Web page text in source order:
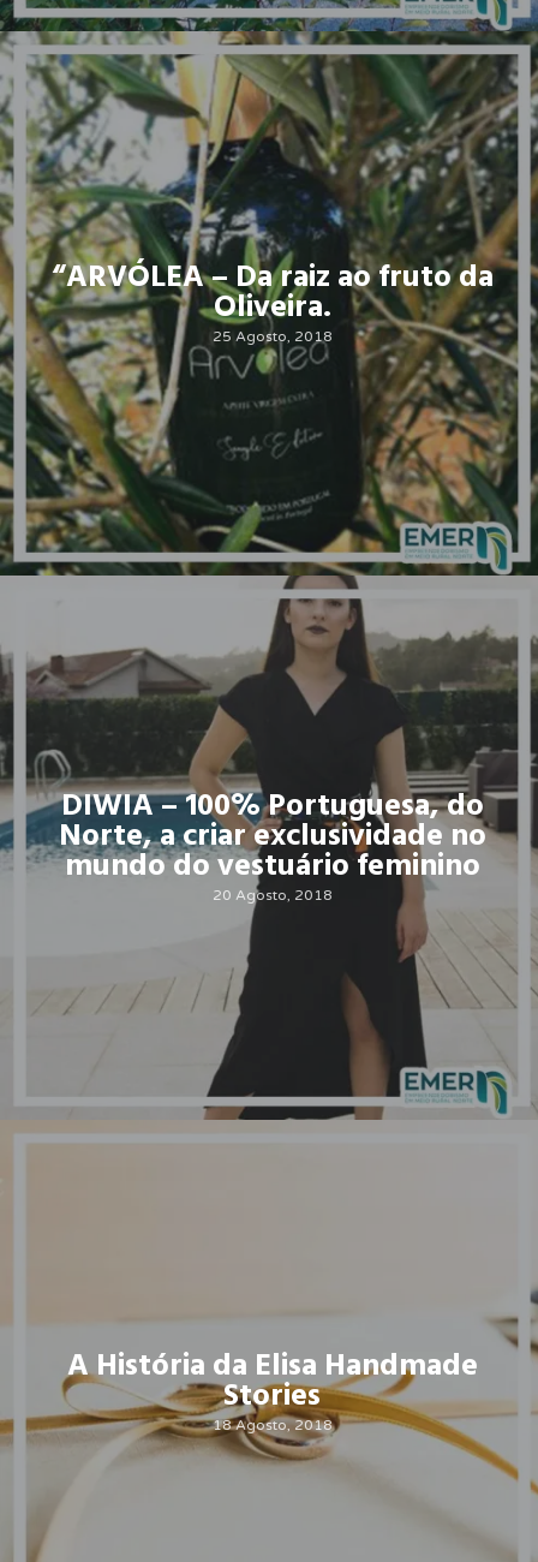
“ARVÓLEA – Da raiz ao fruto da
Oliveira.
25 Agosto, 2018
DIWIA – 100% Portuguesa, do
Norte, a criar exclusividade no
mundo do vestuário feminino
20 Agosto, 2018
A História da Elisa Handmade
Stories
18 Agosto, 2018